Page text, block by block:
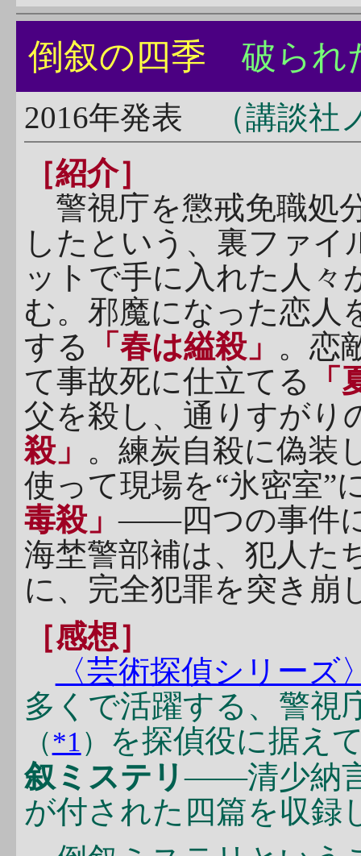
倒叙の四季 破られ
2016年発表
（講談社
［紹介］
警視庁を懲戒免職処
したという、裏ファイ
ットで手に入れた人々
む。邪魔になった恋人
する
「春は縊殺」 。恋
て事故死に仕立てる
父を殺し、通りすがり
殺」 。練炭自殺に偽装
使って現場を“氷密室”
毒殺」――四つの事件
海埜警部補は、犯人た
に、完全犯罪を突き
［感想］
〈芸術探偵シリーズ
多くで活躍する、警視
（*1）
を探偵役に据え
叙ミステリ――清少納
が付された四篇を収録